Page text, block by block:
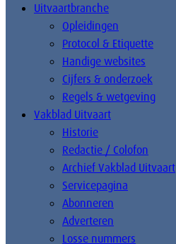
Uitvaartbranche
Opleidingen
Protocol & Etiquette
Handige websites
Cijfers & onderzoek
Regels & wetgeving
Vakblad Uitvaart
Historie
Redactie / Colofon
Archief Vakblad Uitvaart
Servicepagina
Abonneren
Adverteren
Losse nummers